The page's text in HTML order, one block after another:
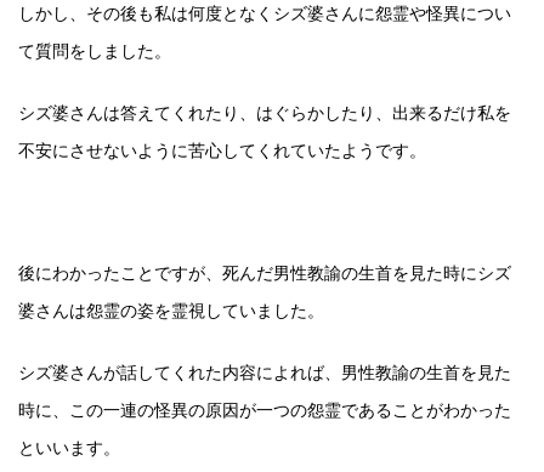
しかし、その後も私は何度となくシズ婆さんに怨霊や怪異につい
て質問をしました。
シズ婆さんは答えてくれたり、はぐらかしたり、出来るだけ私を
不安にさせないように苦心してくれていたようです。
後にわかったことですが、死んだ男性教諭の生首を見た時にシズ
婆さんは怨霊の姿を霊視していました。
シズ婆さんが話してくれた内容によれば、男性教諭の生首を見た
時に、この一連の怪異の原因が一つの怨霊であることがわかった
といいます。